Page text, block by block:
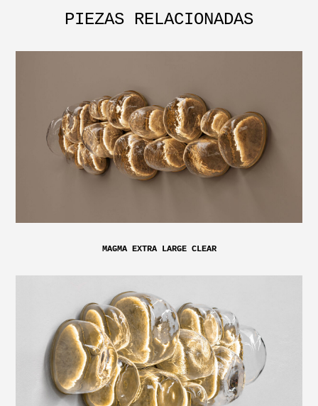
PIEZAS RELACIONADAS
MAGMA EXTRA LARGE CLEAR